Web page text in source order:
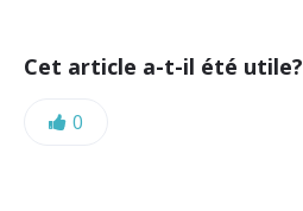
Cet article a-t-il été utile?
Likes:
0